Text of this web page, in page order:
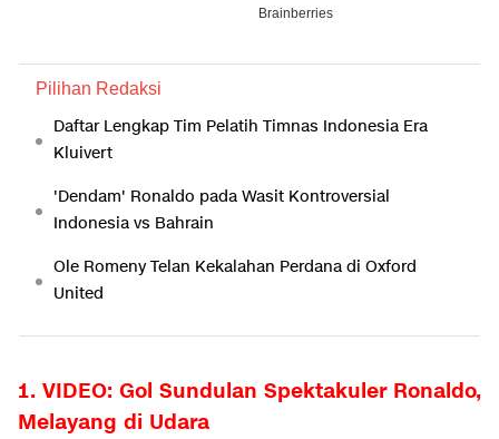
Pilihan Redaksi
Daftar Lengkap Tim Pelatih Timnas Indonesia Era
Kluivert
'Dendam' Ronaldo pada Wasit Kontroversial
Indonesia vs Bahrain
Ole Romeny Telan Kekalahan Perdana di Oxford
United
1. VIDEO: Gol Sundulan Spektakuler Ronaldo,
Melayang di Udara